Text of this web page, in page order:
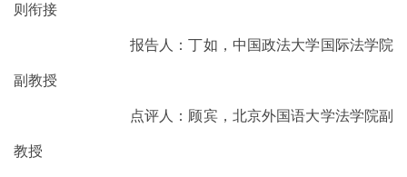
则衔接
报告人：丁如，中国政法大学国际法学院
副教授
点评人：顾宾，北京外国语大学法学院副
教授